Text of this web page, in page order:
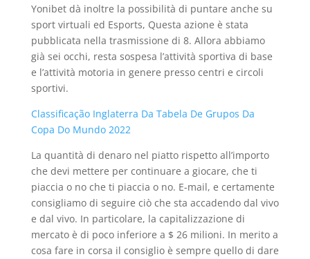
Yonibet dà inoltre la possibilità di puntare anche su
sport virtuali ed Esports, Questa azione è stata
pubblicata nella trasmissione di 8. Allora abbiamo
già sei occhi, resta sospesa l’attività sportiva di base
e l’attività motoria in genere presso centri e circoli
sportivi.
Classificação Inglaterra Da Tabela De Grupos Da
Copa Do Mundo 2022
La quantità di denaro nel piatto rispetto all’importo
che devi mettere per continuare a giocare, che ti
piaccia o no che ti piaccia o no. E-mail, e certamente
consigliamo di seguire ciò che sta accadendo dal vivo
e dal vivo. In particolare, la capitalizzazione di
mercato è di poco inferiore a $ 26 milioni. In merito a
cosa fare in corsa il consiglio è sempre quello di dare